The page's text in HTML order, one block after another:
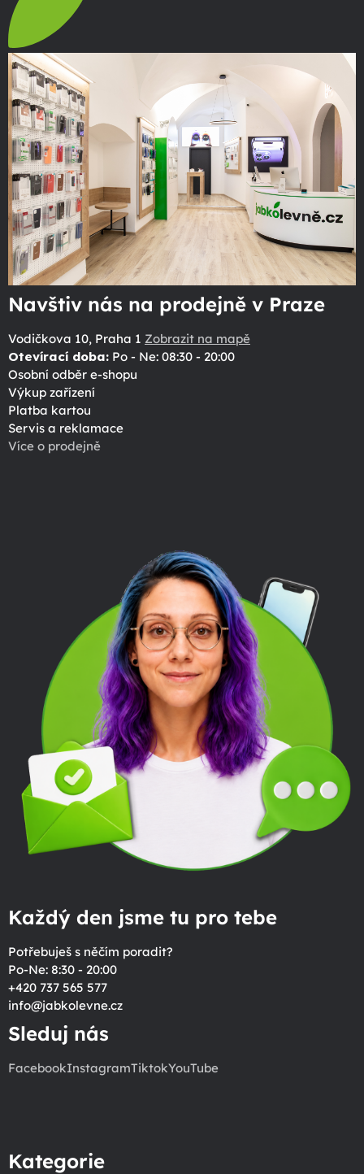
Navštiv nás na prodejně v Praze
Vodičkova 10, Praha 1 Zobrazit na mapě
Otevírací doba: Po - Ne: 08:30 - 20:00
Osobní odběr e-shopu
Výkup zařízení
Platba kartou
Servis a reklamace
Více o prodejně
Každý den jsme tu pro tebe
Potřebuješ s něčím poradit?
Po-Ne: 8:30 - 20:00
+420 737 565 577
info@jabkolevne.cz
Sleduj nás
FacebookInstagramTiktokYouTube
Kategorie